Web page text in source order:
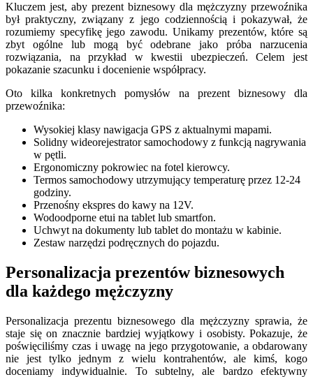
Kluczem jest, aby prezent biznesowy dla mężczyzny przewoźnika
był praktyczny, związany z jego codziennością i pokazywał, że
rozumiemy specyfikę jego zawodu. Unikamy prezentów, które są
zbyt ogólne lub mogą być odebrane jako próba narzucenia
rozwiązania, na przykład w kwestii ubezpieczeń. Celem jest
pokazanie szacunku i docenienie współpracy.
Oto kilka konkretnych pomysłów na prezent biznesowy dla
przewoźnika:
Wysokiej klasy nawigacja GPS z aktualnymi mapami.
Solidny wideorejestrator samochodowy z funkcją nagrywania
w pętli.
Ergonomiczny pokrowiec na fotel kierowcy.
Termos samochodowy utrzymujący temperaturę przez 12-24
godziny.
Przenośny ekspres do kawy na 12V.
Wodoodporne etui na tablet lub smartfon.
Uchwyt na dokumenty lub tablet do montażu w kabinie.
Zestaw narzędzi podręcznych do pojazdu.
Personalizacja prezentów biznesowych
dla każdego mężczyzny
Personalizacja prezentu biznesowego dla mężczyzny sprawia, że
staje się on znacznie bardziej wyjątkowy i osobisty. Pokazuje, że
poświęciliśmy czas i uwagę na jego przygotowanie, a obdarowany
nie jest tylko jednym z wielu kontrahentów, ale kimś, kogo
doceniamy indywidualnie. To subtelny, ale bardzo efektywny